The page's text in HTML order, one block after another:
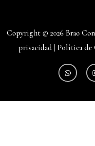
Copyright © 2026 Brao
privacidad Política de
W
h
a
a